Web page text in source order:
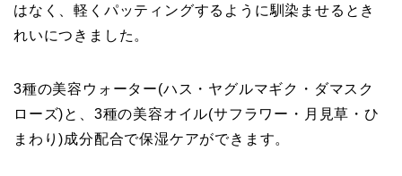
はなく、軽くパッティングするように馴染ませるとき
れいにつきました。
3種の美容ウォーター(ハス・ヤグルマギク・ダマスク
ローズ)と、3種の美容オイル(サフラワー・月見草・ひ
まわり)成分配合で保湿ケアができます。